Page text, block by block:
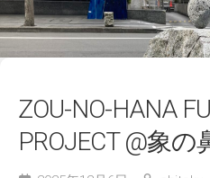
ZOU-NO-HANA
PROJECT @象の